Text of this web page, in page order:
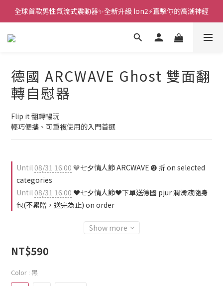
新款智能炮機👍小奶狗🩷小飛象💜
全球首款男性氣流式震動器✨全新升級 Ion2⚡直擊你的高潮神經
🎇全球首創三大創新專利👊全自動飛機杯S2 Pro玩遍所有姿勢
德國 ARCWAVE Ghost 雙面翻
轉自慰器
Flip it 翻轉暢玩
輕巧便攜、可重複使用的入門首選
Until08/31 16:00 💙七夕情人節 ARCWAVE ➒ 折 on selected
categories
Until08/31 16:00 ❤️七夕情人節❤️下單送德國 pjur 潤滑液隨身
包(不累贈，送完為止) on order
Show more
NT$590
Color : 黑